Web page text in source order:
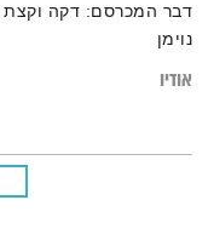
דבר המכרסם: דקה וקצת
נוימן
אודיו